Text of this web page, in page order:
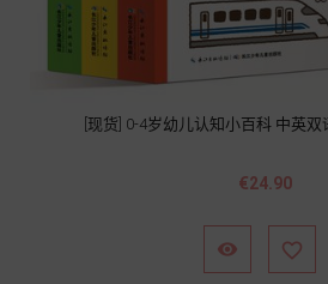
[现货] 0-4岁幼儿认知小百科 中英双
價
€24.90
 